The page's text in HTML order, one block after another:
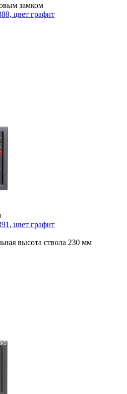
замком
цвет графит
цвет графит
высота ствола 230 мм